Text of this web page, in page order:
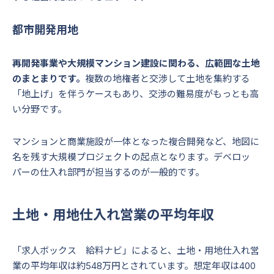
都市開発用地
再開発事業や大規模マンション建設に関わる、広範囲な土地
のまとまりです。 複数の地権者と交渉して土地を集約する
「地上げ」を伴うケースもあり、交渉の難易度がもっとも高
い分野です。
マンションと商業施設が一体となった複合開発など、地図に
名を残す大規模プロジェクトの起点となります。デベロッ
パーの仕入れ部門が担当するのが一般的です。
土地・用地仕入れ営業の平均年収
「求人ボックス 給料ナビ」によると、土地・用地仕入れ営
業の平均年収は約548万円とされています。想定年収は400